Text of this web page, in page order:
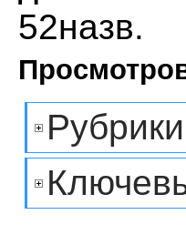
52назв.
Рубрики